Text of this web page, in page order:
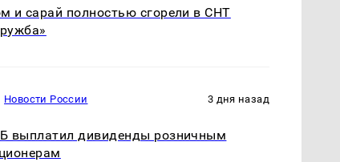
и сарай полностью сгорели в СНТ
Новости России 3 дня назад
выплатил дивиденды розничным